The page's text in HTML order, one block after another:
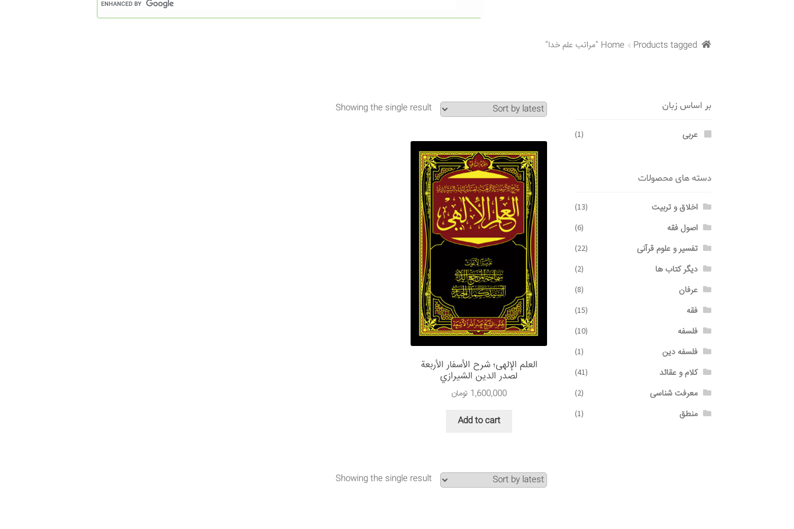
Home Products tagged “مراتب علم خدا”
Showing the single result
العلم الإلهی؛ شرح الأسفار الأربعة
لصدر الدين الشيرازي
1,600,000 تومان
Add to cart
Showing the single result
بر اساس زبان
عربی (1)
دسته های محصولات
اخلاق و تربیت (13)
اصول فقه (6)
تفسیر و علوم قرآنی (22)
دیگر کتاب ها (2)
عرفان (8)
فقه (15)
فلسفه (10)
فلسفه دین (1)
کلام و عقائد (41)
معرفت شناسی (2)
منطق (1)